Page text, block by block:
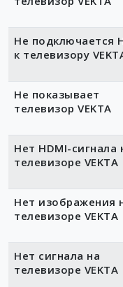
Не подключается
к телевизору
Не показывает
телевизор VEKTA
Нет HDMI-сигнала
телевизоре VEKTA
Нет изображения
телевизоре VEKTA
Нет сигнала на
телевизоре VEKTA